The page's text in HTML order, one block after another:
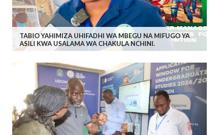
TABIO YAHIMIZA UHIFADHI WA MBEGU NA MIFUGO YA
ASILI KWA USALAMA WA CHAKULA NCHINI.